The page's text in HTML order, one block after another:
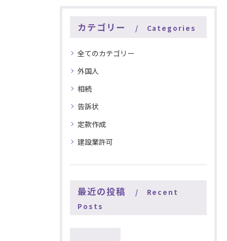
カテゴリー Categories
全てのカテゴリー
外国人
相続
告訴状
定款作成
建設業許可
最近の投稿
Recent
Posts